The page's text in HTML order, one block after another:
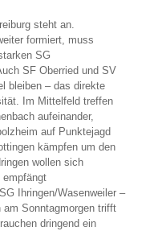
steht an.
formiert, muss
SG
SF Oberried und SV
bleiben – das direkte
Im Mittelfeld treffen
aufeinander,
auf Punktejagd
kämpfen um den
wollen sich
Ihringen/Wasenweiler –
Sonntagmorgen trifft
dringend ein